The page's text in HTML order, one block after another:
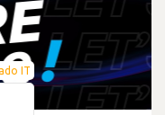
IT